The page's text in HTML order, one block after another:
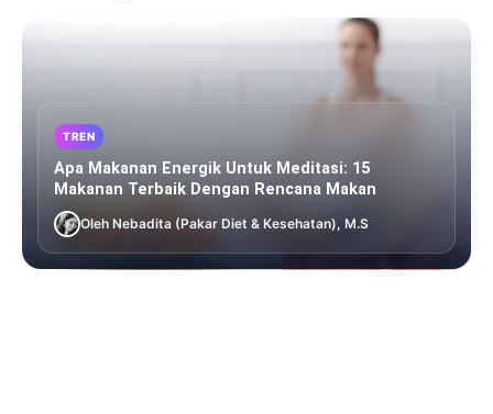
TREN
Apa Makanan Energik Untuk Meditasi: 15
Makanan Terbaik Dengan Rencana Makan
Oleh Nebadita (Pakar Diet & Kesehatan), M.S